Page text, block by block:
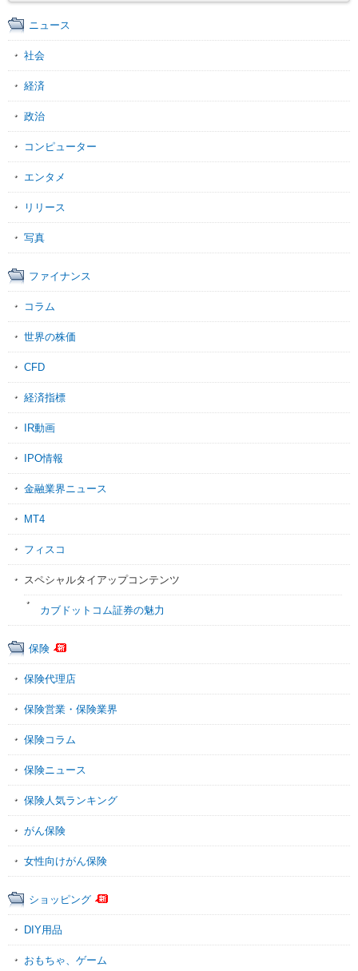
ニュース
社会
経済
政治
コンピューター
エンタメ
リリース
写真
ファイナンス
コラム
世界の株価
CFD
経済指標
IR動画
IPO情報
金融業界ニュース
MT4
フィスコ
スペシャルタイアップコンテンツ
カブドットコム証券の魅力
保険
保険代理店
保険営業・保険業界
保険コラム
保険ニュース
保険人気ランキング
がん保険
女性向けがん保険
ショッピング
DIY用品
おもちゃ、ゲーム